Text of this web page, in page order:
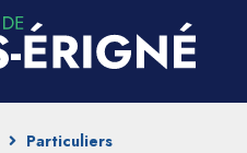
Particuliers